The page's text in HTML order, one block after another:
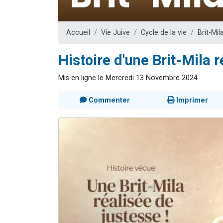
Dovan vient
2 personnes
Malgorzata
3
Accueil Vie Juive Cycle de la vie Brit-
Histoire d'une Brit-Mila
Mis en ligne le Mercredi 13 Novembre 2024
Commenter Imprimer